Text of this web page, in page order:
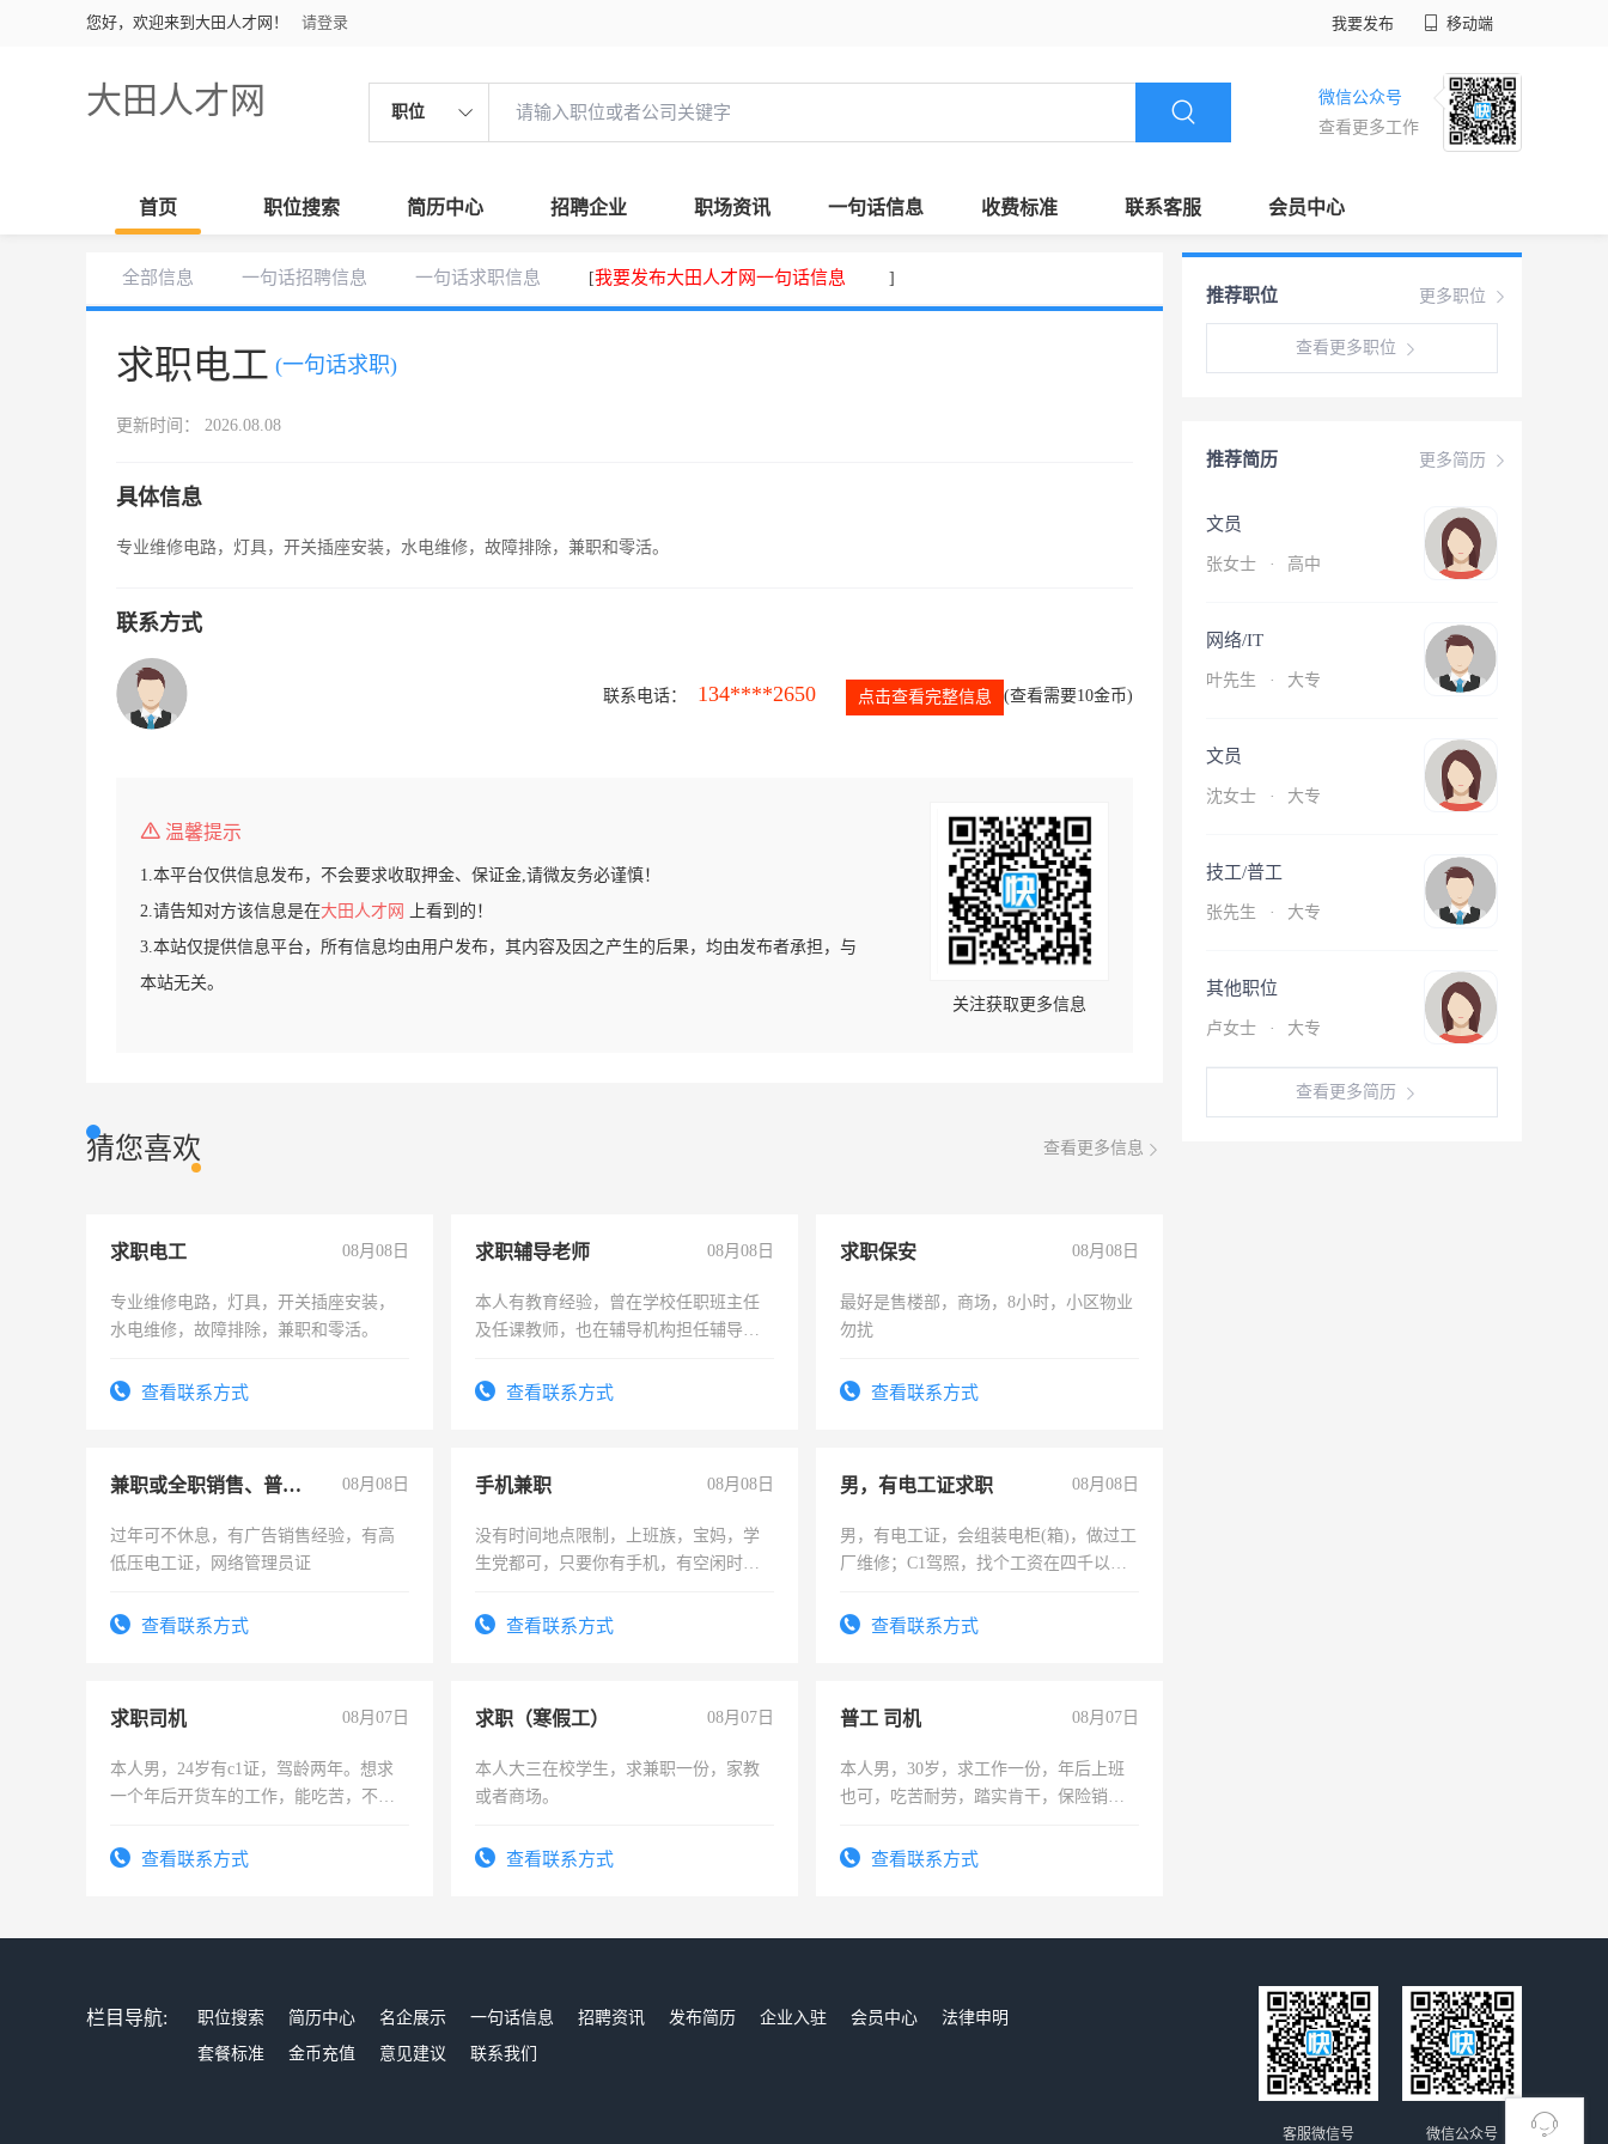
您好，欢迎来到大田人才网！ 请登录 我要发布 移动端
大田人才网 职位
微信公众号
查看更多工作
首页 职位搜索 简历中心 招聘企业 职场资讯 一句话信息 收费标准 联系客服 会员中心
全部信息 一句话招聘信息 一句话求职信息 [我要发布大田人才网一句话信息 ]
求职电工 (一句话求职)
更新时间： 2026.08.08
具体信息
专业维修电路，灯具，开关插座安装，水电维修，故障排除，兼职和零活。
联系方式
联系电话： 134****2650 点击查看完整信息 (查看需要10金币)
温馨提示
1.本平台仅供信息发布，不会要求收取押金、保证金,请微友务必谨慎！
2.请告知对方该信息是在大田人才网
上看到的！
3.本站仅提供信息平台，所有信息均由用户发布，其内容及因之产生的后果，均由发布者承担，与
本站无关。
关注获取更多信息
猜您喜欢 查看更多信息
求职电工 08月08日
专业维修电路，灯具，开关插座安装，
水电维修，故障排除，兼职和零活。
查看联系方式
求职辅导老师 08月08日
本人有教育经验，曾在学校任职班主任
及任课教师，也在辅导机构担任辅导教
查看联系方式
求职保安 08月08日
最好是售楼部，商场，8小时，小区物业
勿扰
查看联系方式
兼职或全职销售、普工、维修 08月08日
过年可不休息，有广告销售经验，有高
低压电工证，网络管理员证
查看联系方式
手机兼职 08月08日
没有时间地点限制，上班族，宝妈，学
生党都可，只要你有手机，有空闲时
勤快的四五十，每天挣零花钱没问题！
查看联系方式
男，有电工证求职 08月08日
男，有电工证，会组装电柜(箱)，做过工
厂维修；C1驾照，找个工资在四千以
电话查看联系方式
求职司机 08月07日
本人男，24岁有c1证，驾龄两年。想求
一个年后开货车的工作，能吃苦，不怕
查看联系方式
求职（寒假工） 08月07日
本人大三在校学生，求兼职一份，家教
或者商场。
查看联系方式
普工 司机 08月07日
本人男，30岁，求工作一份，年后上班
也可，吃苦耐劳，踏实肯干，保险销售
查看联系方式
更多职位
推荐职位
查看更多职位
更多简历
推荐简历
文员
张女士 · 高中
网络/IT
叶先生 · 大专
文员
沈女士 · 大专
技工/普工
张先生 · 大专
其他职位
卢女士 · 大专
查看更多简历
栏目导航: 职位搜索 简历中心 名企展示 一句话信息 招聘资讯 发布简历 企业入驻 会员中心
法律申明
套餐标准
金币充值 意见建议 联系我们
微信公众号
客服微信号